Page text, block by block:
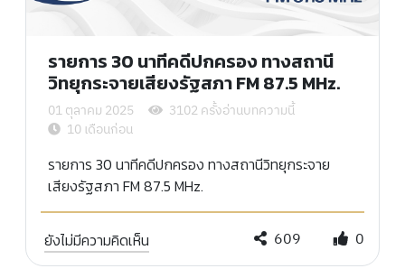
รายการ 30 นาทีคดีปกครอง ทางสถานี
วิทยุกระจายเสียงรัฐสภา FM 87.5 MHz.
01 ตุลาคม 2025
3102 ครั้งอ่านบทความนี้
10 เดือนก่อน
รายการ 30 นาทีคดีปกครอง ทางสถานีวิทยุกระจาย
เสียงรัฐสภา FM 87.5 MHz.
ยังไม่มีความคิดเห็น 609 0